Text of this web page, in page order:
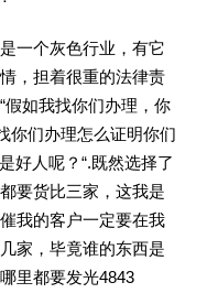
一个灰色行业，有它
，担着很重的法律责
假如我找你们办理，你
你们办理怎么证明你们
好人呢？“.既然选择了
要货比三家，这我是
我的客户一定要在我
家，毕竟谁的东西是
里都要发光4843